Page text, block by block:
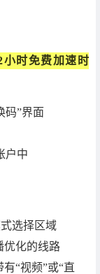
小时免费加速时
码”界面
户中
选择区域
化的线路
“视频”或“直